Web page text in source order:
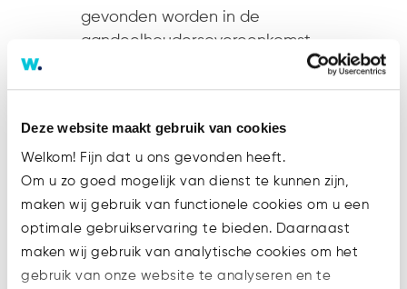
Deze website maakt gebruik van cookies
Welkom! Fijn dat u ons gevonden heeft.
Om u zo goed mogelijk van dienst te kunnen zijn,
maken wij gebruik van functionele cookies om u een
optimale gebruikservaring te bieden. Daarnaast
maken wij gebruik van analytische cookies om het
gebruik van onze website te analyseren en te
gevonden worden in de
aandeelhoudersovereenkomst.
Hierin worden - zoals de naam
al doet vermoeden...